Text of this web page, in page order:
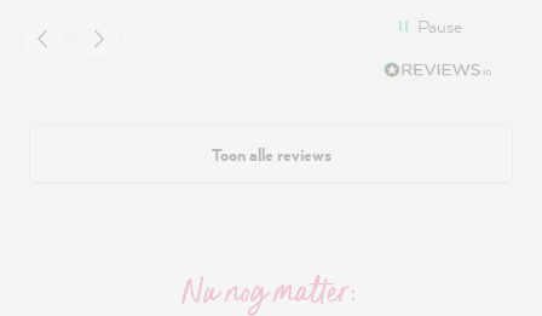
Pause
Toon alle reviews
Nu nog matter: